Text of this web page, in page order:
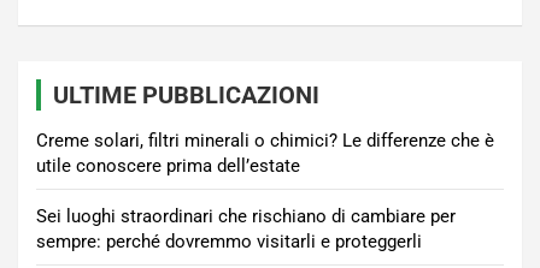
ULTIME PUBBLICAZIONI
Creme solari, filtri minerali o chimici? Le differenze che è
utile conoscere prima dell’estate
Sei luoghi straordinari che rischiano di cambiare per
sempre: perché dovremmo visitarli e proteggerli